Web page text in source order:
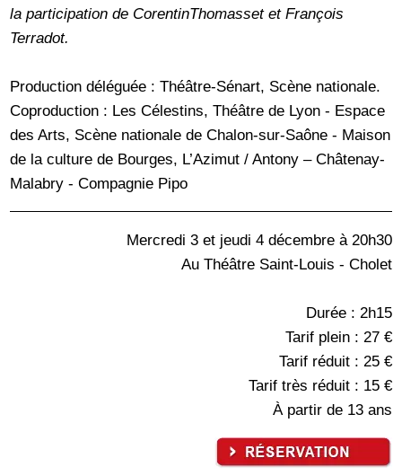
la participation de CorentinThomasset et François
Terradot.
Production déléguée : Théâtre-Sénart, Scène nationale.
Coproduction : Les Célestins, Théâtre de Lyon - Espace
des Arts, Scène nationale de Chalon-sur-Saône - Maison
de la culture de Bourges, L’Azimut / Antony – Châtenay-
Malabry - Compagnie Pipo
Mercredi 3 et jeudi 4 décembre à 20h30
Au Théâtre Saint-Louis - Cholet
Durée : 2h15
Tarif plein : 27 €
Tarif réduit : 25 €
Tarif très réduit : 15 €
À partir de 13 ans